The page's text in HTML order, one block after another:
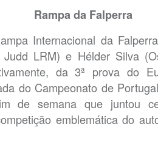
Rampa da Falperra
Internacional da
Judd LRM) e Hélder Silva
da 3ª prova do
do Campeonato de
de semana que juntou
emblemática do